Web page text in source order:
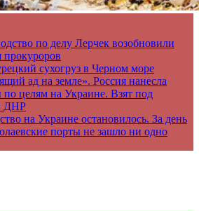
по делу Лерчек возобновили
прокуроров
сухогруз в Черном море
ад на земле». Россия нанесла
по целям на Украине. Взят под
ДНР
на Украине остановилось. За день
порты не зашло ни одно